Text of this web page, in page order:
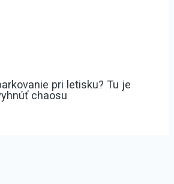
pri letisku? Tu je
chaosu